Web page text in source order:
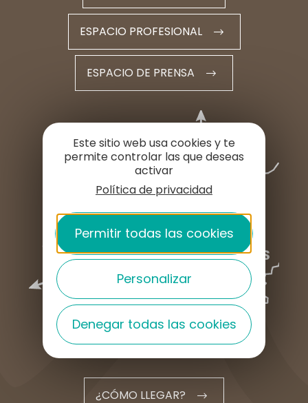
ESPACIO PROFESIONAL
ESPACIO DE PRENSA
¿CÓMO LLEGAR?
Este sitio web usa cookies y te
permite controlar las que deseas
activar
Política de privacidad
Permitir todas las cookies
Personalizar
Denegar todas las cookies